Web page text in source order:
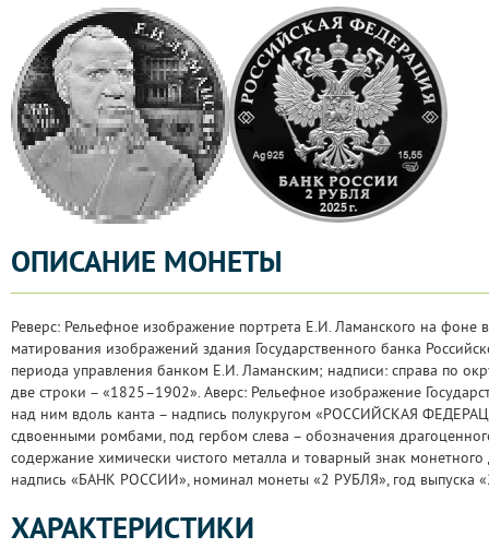
ОПИСАНИЕ МОНЕТЫ
Реверс: Рельефное изображение портрета Е.И. Ламанского на фоне
матирования изображений здания Государственного банка
периода управления банком Е.И. Ламанским; надписи: справа по
две строки – «1825–1902». Аверс: Рельефное изображение
над ним вдоль канта – надпись полукругом «РОССИЙСКАЯ
сдвоенными ромбами, под гербом слева – обозначения
содержание химически чистого металла и товарный знак
надпись «БАНК РОССИИ», номинал монеты «2 РУБЛЯ», год выпуска
ХАРАКТЕРИСТИКИ